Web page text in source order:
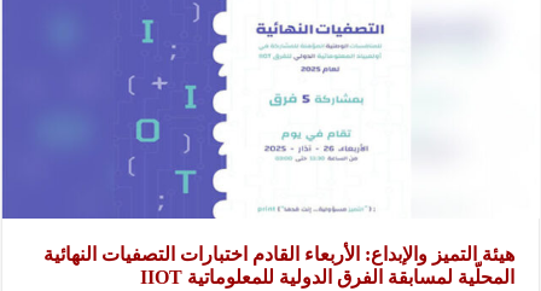
هيئة التميز والإبداع: الأربعاء القادم اختبارات التصفيات النهائية
المحلّية لمسابقة الفرق الدولية للمعلوماتية IIOT